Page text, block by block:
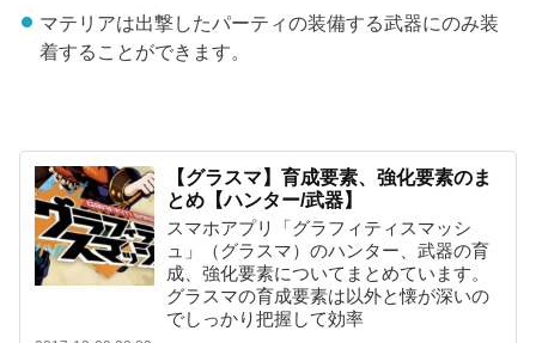
マテリアは出撃したパーティの装備する武器にのみ装
着することができます。
【グラスマ】育成要素、強化要素のま
とめ【ハンター/武器】
スマホアプリ「グラフィティスマッシ
ュ」（グラスマ）のハンター、武器の育
成、強化要素についてまとめています。
グラスマの育成要素は以外と懐が深いの
でしっかり把握して効率